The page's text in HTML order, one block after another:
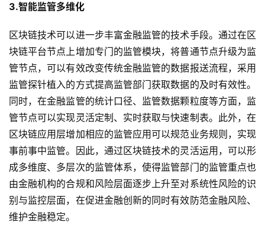
3.智能监管多维化
区块链技术可以进一步丰富金融监管的技术手段。通过在区
块链平台节点上增加专门的监管模块，将普通节点升级为监
管节点，可以有效改变传统金融监管的数据报送流程，采用
监管探针植入的方式提高监管部门获取数据的及时有效性。
同时，在金融监管的统计口径、监管数据颗粒度等方面，监
管节点可以实现灵活定制、实时获取与快速制表。此外，在
区块链应用层增加相应的监管应用可以规范业务规则，实现
事前事中监管。因此，通过区块链技术的灵活运用，可以形
成多维度、多层次的监管体系，使得监管部门的监管重点也
由金融机构的合规和风险层面逐步上升至对系统性风险的识
别与监控层面，在促进金融创新的同时有效防范金融风险、
维护金融稳定。